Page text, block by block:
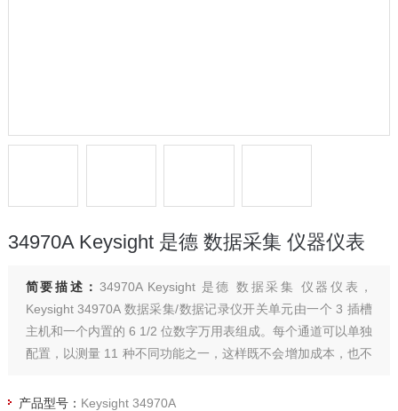
34970A Keysight 是德 数据采集 仪器仪表
简要描述： 34970A Keysight 是德 数据采集 仪器仪表，
Keysight 34970A 数据采集/数据记录仪开关单元由一个 3 插槽
主机和一个内置的 6 1/2 位数字万用表组成。每个通道可以单独
配置，以测量 11 种不同功能之一，这样既不会增加成本，也不
产品型号： Keysight 34970A